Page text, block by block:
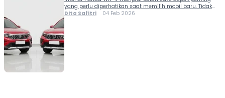
yang perlu diperhatikan saat memilih mobil baru. Tidak
hanya eksterior, kenyamanan, fitur, dan kualitas material
Dita Safitri 04 Feb 2026